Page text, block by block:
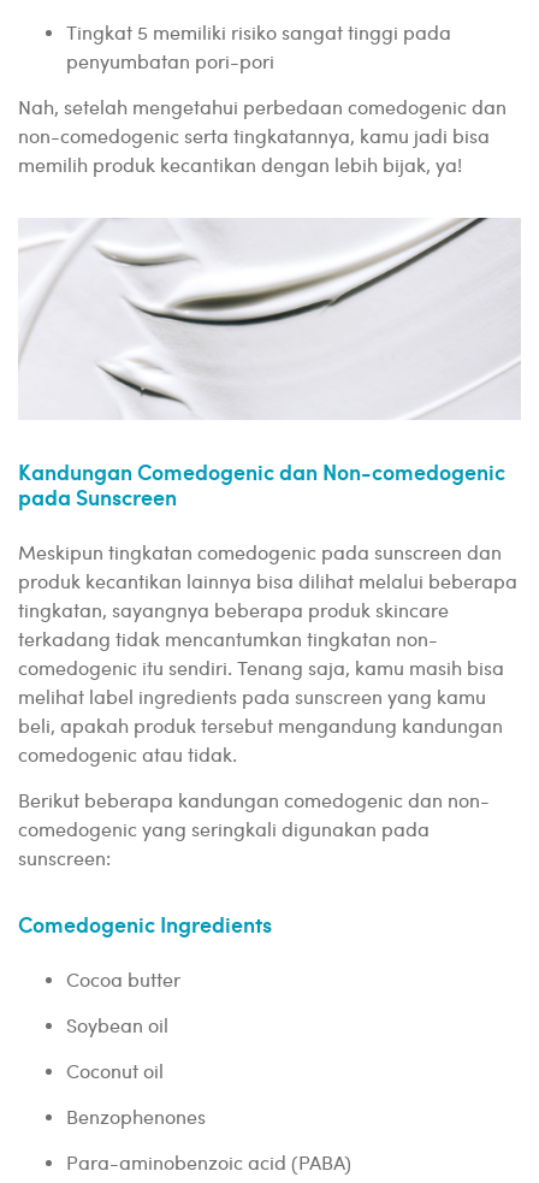
Tingkat 5 memiliki risiko sangat tinggi pada
penyumbatan pori-pori
Nah, setelah mengetahui perbedaan comedogenic dan
non-comedogenic serta tingkatannya, kamu jadi bisa
memilih produk kecantikan dengan lebih bijak, ya!
Kandungan Comedogenic dan Non-comedogenic
pada Sunscreen
Meskipun tingkatan comedogenic pada sunscreen dan
produk kecantikan lainnya bisa dilihat melalui beberapa
tingkatan, sayangnya beberapa produk skincare
terkadang tidak mencantumkan tingkatan non-
comedogenic itu sendiri. Tenang saja, kamu masih bisa
melihat label ingredients pada sunscreen yang kamu
beli, apakah produk tersebut mengandung kandungan
comedogenic atau tidak.
Berikut beberapa kandungan comedogenic dan non-
comedogenic yang seringkali digunakan pada
sunscreen:
Comedogenic Ingredients
Cocoa butter
Soybean oil
Coconut oil
Benzophenones
Para-aminobenzoic acid (PABA)